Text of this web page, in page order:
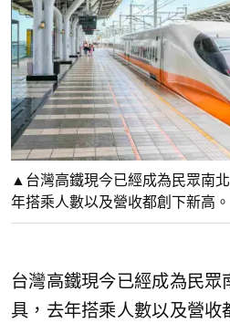
▲台灣高鐵現今已經成為民眾南
年搭乘人數以及營收都創下新高
台灣高鐵現今已經成為民
具，去年搭乘人數以及營收